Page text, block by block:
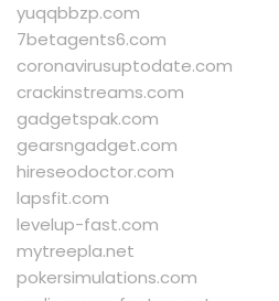
yuqqbbzp.com
7betagents6.com
coronavirusuptodate.com
crackinstreams.com
gadgetspak.com
gearsngadget.com
hireseodoctor.com
lapsfit.com
levelup-fast.com
mytreepla.net
pokersimulations.com